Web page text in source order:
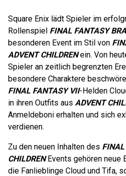
Square Enix lädt Spieler im
Rollenspiel FINAL FANTASY
besonderen Event im Stil von
ADVENT CHILDRENein. Von
Spieler an zeitlich begrenzten
besondere Charaktere
FINAL FANTASY VII-Helden
in ihren Outfits aus ADVENT
Anmeldeboni erhalten und sich
verdienen.
Zu den neuen Inhalten des
CHILDRENEvents gehören neue
die Fanlieblinge Cloud und Tifa,